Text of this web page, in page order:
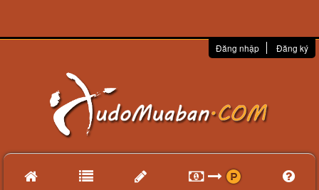
Đăng nhập Đăng ký